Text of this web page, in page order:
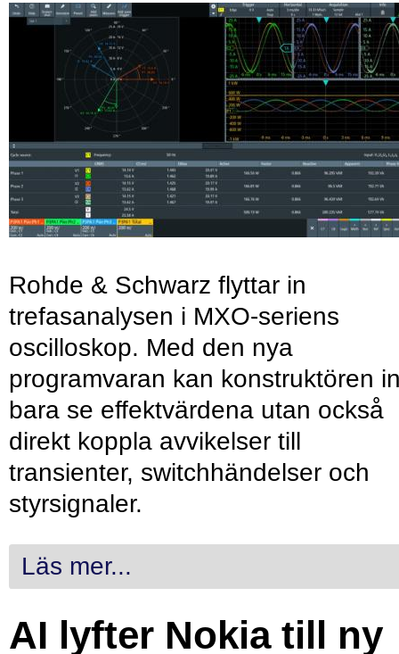
Rohde & Schwarz flyttar in
trefasanalysen i MXO-seriens
oscilloskop. Med den nya
programvaran kan konstruktören
bara se effektvärdena utan också
direkt koppla avvikelser till
transienter, switchhändelser och
styrsignaler.
Läs mer...
AI lyfter Nokia till ny